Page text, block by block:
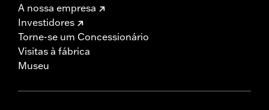
A nossa empresa
Investidores
Torne-se um Concessionário
Visitas à fábrica
Museu